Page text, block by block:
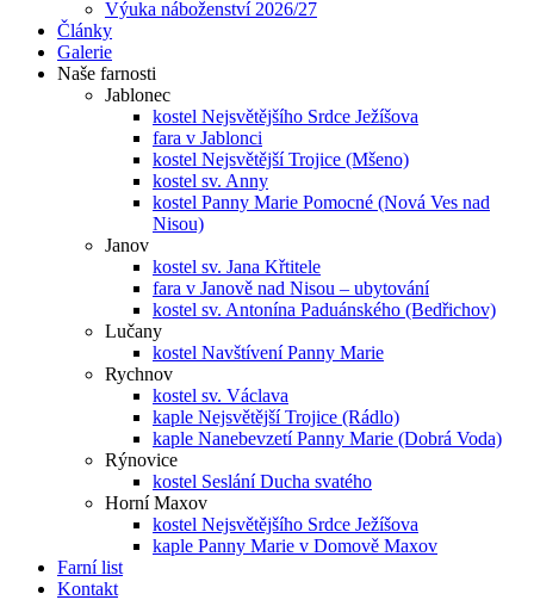
Výuka náboženství 2026/27
Články
Galerie
Naše farnosti
Jablonec
kostel Nejsvětějšího Srdce Ježíšova
fara v Jablonci
kostel Nejsvětější Trojice (Mšeno)
kostel sv. Anny
kostel Panny Marie Pomocné (Nová Ves nad
Nisou)
Janov
kostel sv. Jana Křtitele
fara v Janově nad Nisou – ubytování
kostel sv. Antonína Paduánského (Bedřichov)
Lučany
kostel Navštívení Panny Marie
Rychnov
kostel sv. Václava
kaple Nejsvětější Trojice (Rádlo)
kaple Nanebevzetí Panny Marie (Dobrá Voda)
Rýnovice
kostel Seslání Ducha svatého
Horní Maxov
kostel Nejsvětějšího Srdce Ježíšova
kaple Panny Marie v Domově Maxov
Farní list
Kontakt